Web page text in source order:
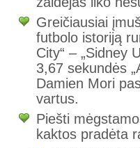
Greičiausiai
futbolo istoriją
City“ – „Sidney
3,67 sekundės
Damien Mori
vartus.
Piešti
kaktos pradėta